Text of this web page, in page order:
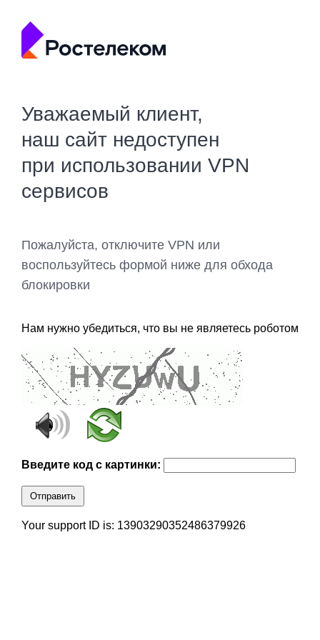
Уважаемый клиент,
наш сайт недоступен
при использовании VPN
сервисов
Пожалуйста, отключите VPN или
воспользуйтесь формой ниже для обхода
блокировки
Нам нужно убедиться, что вы не являетесь роботом
Введите код с картинки:
Отправить
Your support ID is: 13903290352486379926